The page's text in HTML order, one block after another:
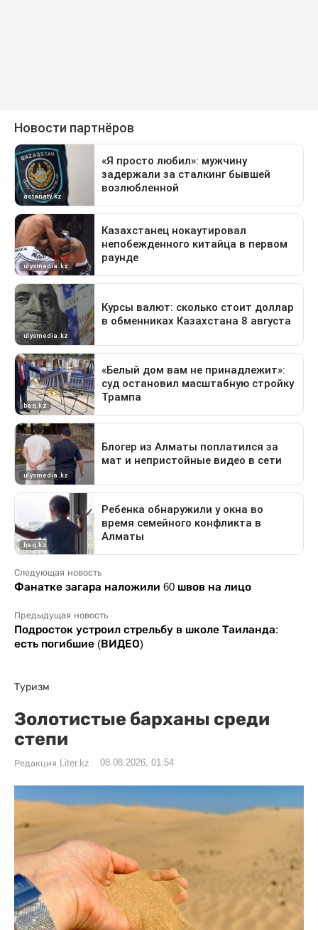
Следующая новость
Фанатке загара наложили 60 швов на лицо
Предыдущая новость
Подросток устроил стрельбу в школе Таиланда:
есть погибшие (ВИДЕО)
Туризм
Золотистые барханы среди
степи
Редакция Liter.kz 08.08.2026, 01:54